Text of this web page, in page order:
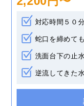
対応時間５０
蛇口を締めて
洗面台下の止
逆流してきた